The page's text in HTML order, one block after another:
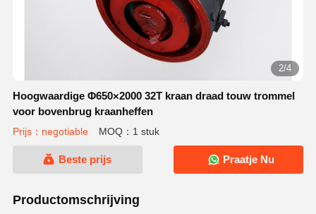
2/4
Hoogwaardige Φ650×2000 32T kraan draad touw trommel
voor bovenbrug kraanheffen
Prijs：negotiable MOQ：1 stuk
Beste prijs Praatje Nu
Productomschrijving